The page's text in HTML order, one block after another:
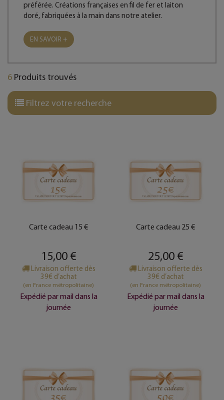
préférée. Créations françaises en fil de fer et laiton
doré, fabriquées à la main dans notre atelier.
EN SAVOIR +
6 Produits trouvés
Filtrez votre recherche
Carte cadeau 15 €
15,00 €
Livraison offerte dès
39€ d’achat
(en France métropolitaine)
Expédié par mail dans la
journée
Carte cadeau 25 €
25,00 €
Livraison offerte dès
39€ d’achat
(en France métropolitaine)
Expédié par mail dans la
journée